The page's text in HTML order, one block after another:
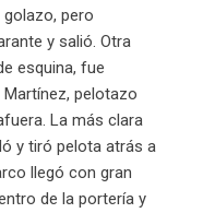
pero
y salió. Otra
esquina, fue
pelotazo
La más clara
y tiró pelota atrás a
llegó con gran
de la portería y